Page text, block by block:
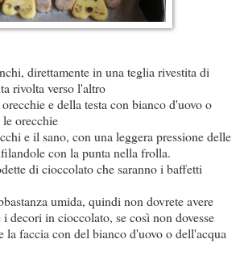
direttamente in una teglia rivestita di
rivolta verso l'altro
e della testa con bianco d'uovo o
le orecchie
e il sano, con una leggera pressione delle
con la punta nella frolla.
di cioccolato che saranno i baffetti
umida, quindi non dovrete avere
decori in cioccolato, se così non dovesse
la faccia con del bianco d'uovo o dell'acqua